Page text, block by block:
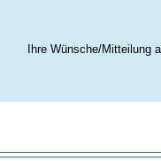
Ihre Wünsche/Mitteilung